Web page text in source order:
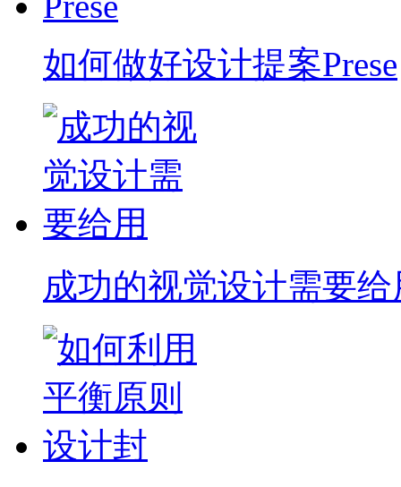
如何做好设计提案Prese
成功的视觉设计需要给